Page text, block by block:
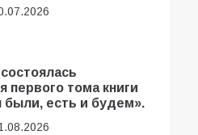
первого тома книги
были, есть и будем».